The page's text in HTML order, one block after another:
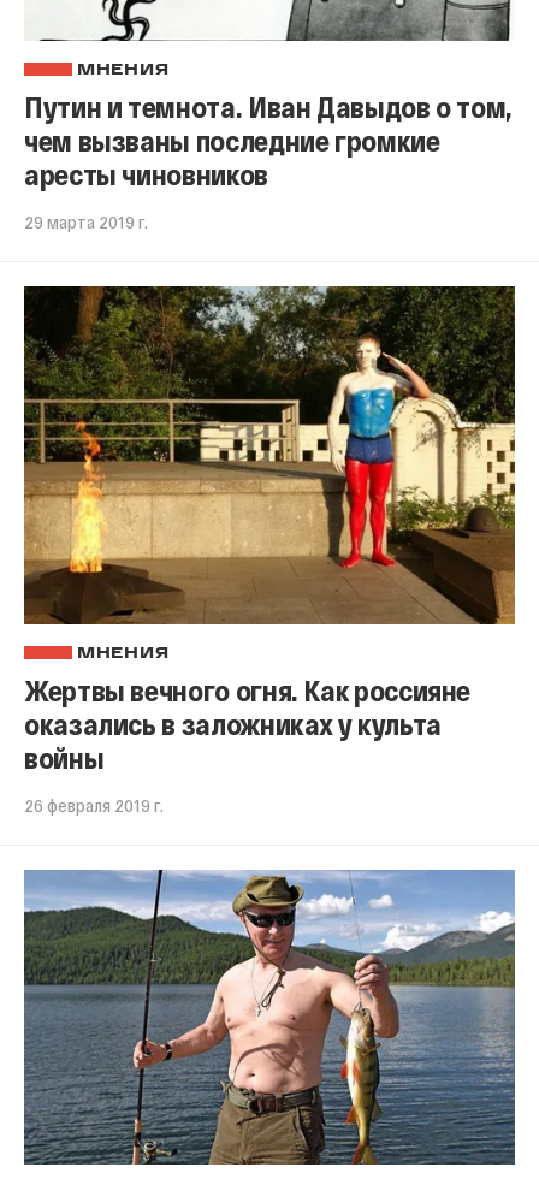
МНЕНИЯ
Путин и темнота. Иван Давыдов о том,
чем вызваны последние громкие
аресты чиновников
29 марта 2019 г.
МНЕНИЯ
Жертвы вечного огня. Как россияне
оказались в заложниках у культа
войны
26 февраля 2019 г.